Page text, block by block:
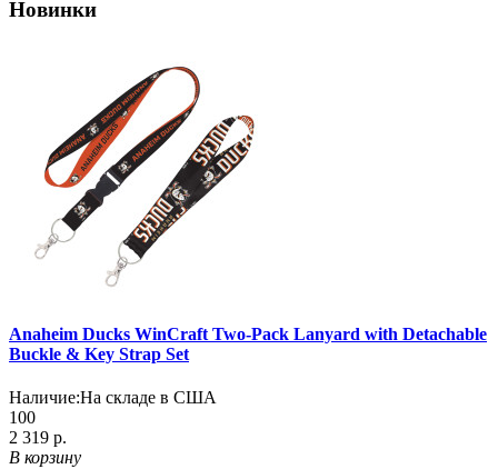
Новинки
Anaheim Ducks WinCraft Two-Pack Lanyard with Detachable
Buckle & Key Strap Set
Наличие:На складе в США
100
2 319 р.
В корзину